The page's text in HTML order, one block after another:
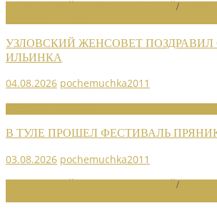
/
УЗЛОВСКИЙ ЖЕНСОВЕТ ПОЗДРАВИЛ
ИЛЬИНКА
04.08.2026 pochemuchka2011
В ТУЛЕ ПРОШЕЛ ФЕСТИВАЛЬ
03.08.2026 pochemuchka2011
/